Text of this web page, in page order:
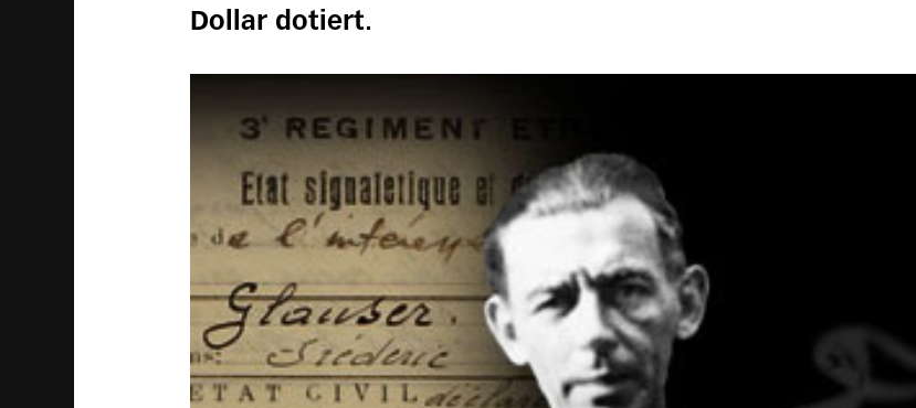
Dollar dotiert.